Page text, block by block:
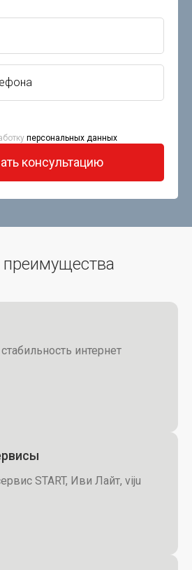
персональных данных
консультацию
интернет
START, Иви Лайт, viju